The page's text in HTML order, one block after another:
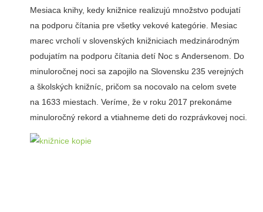
Mesiaca knihy, kedy knižnice realizujú množstvo podujatí
na podporu čítania pre všetky vekové kategórie. Mesiac
marec vrcholí v slovenských knižniciach medzinárodným
podujatím na podporu čítania detí Noc s Andersenom. Do
minuloročnej noci sa zapojilo na Slovensku 235 verejných
a školských knižníc, pričom sa nocovalo na celom svete
na 1633 miestach. Veríme, že v roku 2017 prekonáme
minuloročný rekord a vtiahneme deti do rozprávkovej noci.